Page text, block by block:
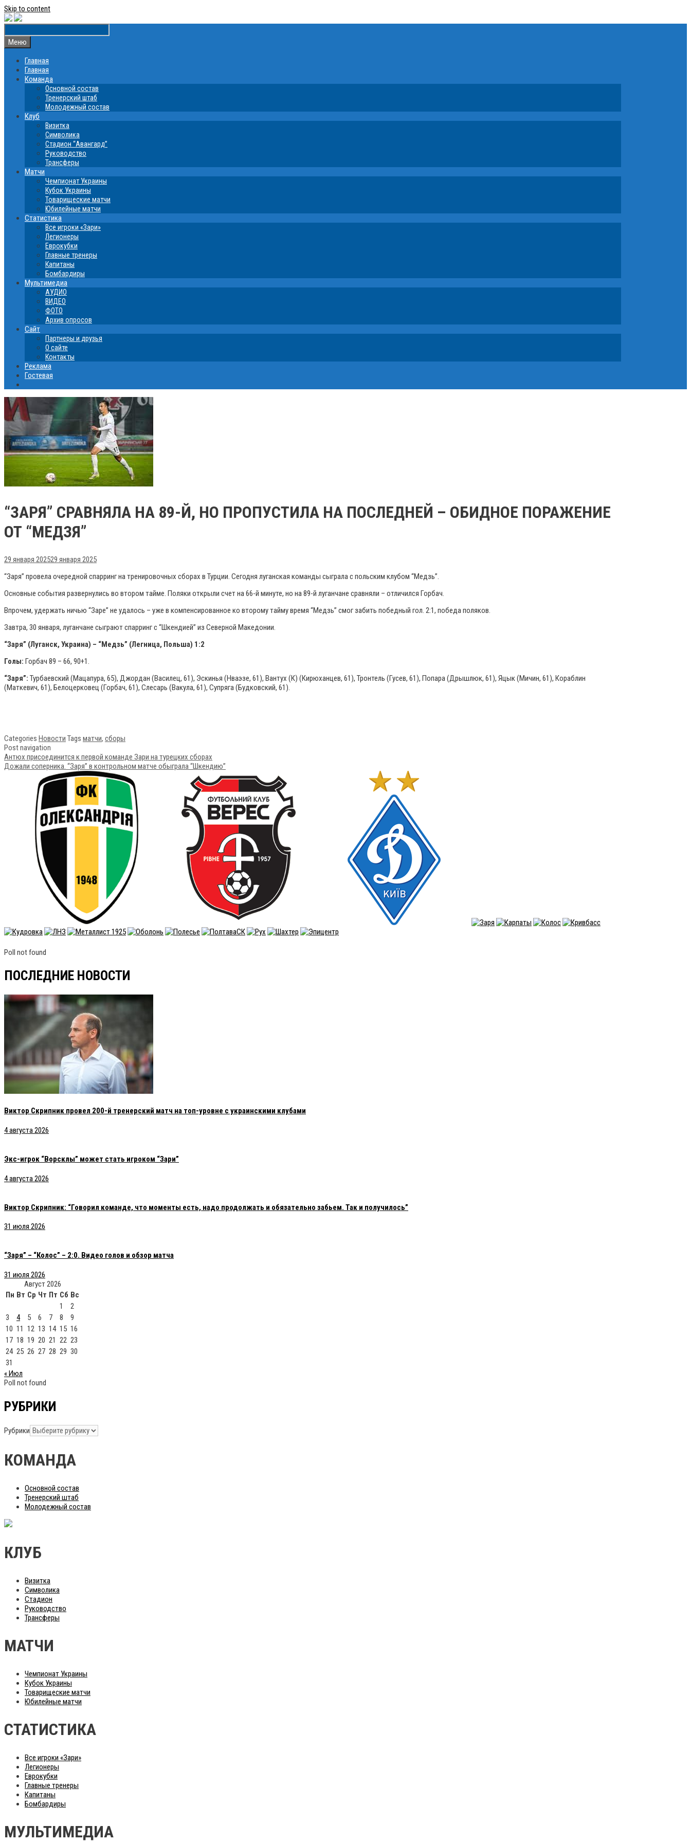
Skip to content
Меню
Главная
Главная
Команда
Основной состав
Тренерский штаб
Молодежный состав
Клуб
Визитка
Символика
Стадион “Авангард”
Руководство
Трансферы
Матчи
Чемпионат Украины
Кубок Украины
Товарищеские матчи
Юбилейные матчи
Статистика
Все игроки «Зари»
Легионеры
Еврокубки
Главные тренеры
Капитаны
Бомбардиры
Мультимедиа
АУДИО
ВИДЕО
ФОТО
Архив опросов
Сайт
Партнеры и друзья
О сайте
Контакты
Реклама
Гостевая
“ЗАРЯ” СРАВНЯЛА НА 89-Й, НО ПРОПУСТИЛА НА ПОСЛЕДНЕЙ – ОБИДНОЕ ПОРАЖЕНИЕ
ОТ “МЕДЗЯ”
29 января 202529 января 2025
“Заря” провела очередной спарринг на тренировочных сборах в Турции. Сегодня луганская команды сыграла с польским клубом “Медзь”.
Основные события развернулись во втором тайме. Поляки открыли счет на 66-й минуте, но на 89-й луганчане сравняли – отличился Горбач.
Впрочем, удержать ничью “Заре” не удалось – уже в компенсированное ко второму тайму время “Медзь” смог забить победный гол. 2:1, победа поляков.
Завтра, 30 января, луганчане сыграют спарринг с “Шкендией” из Северной Македонии.
“Заря” (Луганск, Украина) – “Медзь” (Легница, Польша) 1:2
Голы: Горбач 89 – 66, 90+1.
“Заря”: Турбаевский (Мацапура, 65), Джордан (Василец, 61), Эскинья (Нваэзе, 61), Вантух (К) (Кирюханцев, 61), Тронтель (Гусев, 61), Попара (Дрышлюк, 61), Яцык (Мичин, 61), Кораблин
(Маткевич, 61), Белоцерковец (Горбач, 61), Слесарь (Вакула, 61), Супряга (Будковский, 61).
Categories Новости Tags матчи, сборы
Post navigation
Антюх присоединится к первой команде Зари на турецких сборах
Дожали соперника. “Заря” в контрольном матче обыграла “Шкендию”
Poll not found
ПОСЛЕДНИЕ НОВОСТИ
Виктор Скрипник провел 200-й тренерский матч на топ-уровне с украинскими клубами
4 августа 2026
Экс-игрок “Ворсклы” может стать игроком “Зари”
4 августа 2026
Виктор Скрипник: “Говорил команде, что моменты есть, надо продолжать и обязательно забьем. Так и получилось”
31 июля 2026
“Заря” – “Колос” – 2:0. Видео голов и обзор матча
31 июля 2026
Август 2026
Пн Вт Ср Чт Пт Сб Вс
1
2
3
4 5 6 7 8
9
10 11 12 13 14 15 16
17 18 19 20 21 22 23
24 25 26 27 28 29 30
31
« Июл
Poll not found
РУБРИКИ
Рубрики
КОМАНДА
Основной состав
Тренерский штаб
Молодежный состав
КЛУБ
Визитка
Символика
Стадион
Руководство
Трансферы
МАТЧИ
Чемпионат Украины
Кубок Украины
Товарищеские матчи
Юбилейные матчи
СТАТИСТИКА
Все игроки «Зари»
Легионеры
Еврокубки
Главные тренеры
Капитаны
Бомбардиры
МУЛЬТИМЕДИА